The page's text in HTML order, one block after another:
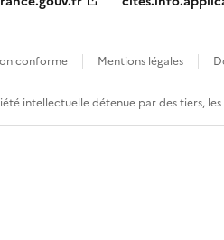
conforme Mentions légales
intellectuelle détenue par des tiers,